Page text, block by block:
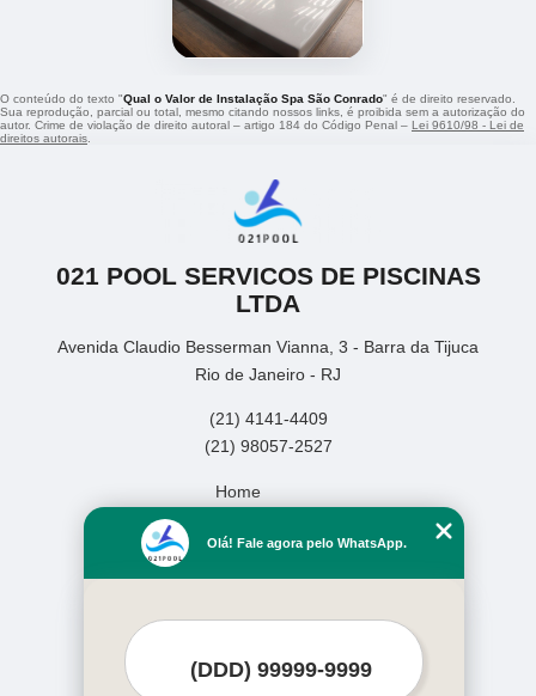
O conteúdo do texto "Qual o Valor de Instalação Spa São Conrado" é de direito reservado.
Sua reprodução, parcial ou total, mesmo citando nossos links, é proibida sem a autorização do
autor. Crime de violação de direito autoral – artigo 184 do Código Penal – Lei 9610/98 - Lei de
direitos autorais
021 POOL SERVICOS DE PISCINAS
LTDA
Avenida Claudio Besserman Vianna, 3 - Barra da Tijuca
Rio de Janeiro - RJ
(21) 4141-4409
(21) 98057-2527
Home
Missão
Serviços
Mais Serviços
Olá! Fale agora pelo WhatsApp.